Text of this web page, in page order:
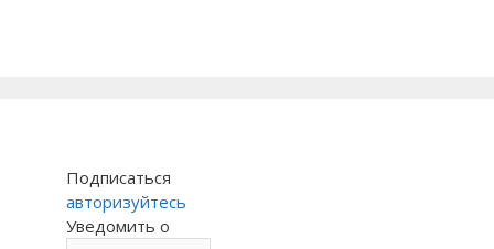
Подписаться
авторизуйтесь
Уведомить о